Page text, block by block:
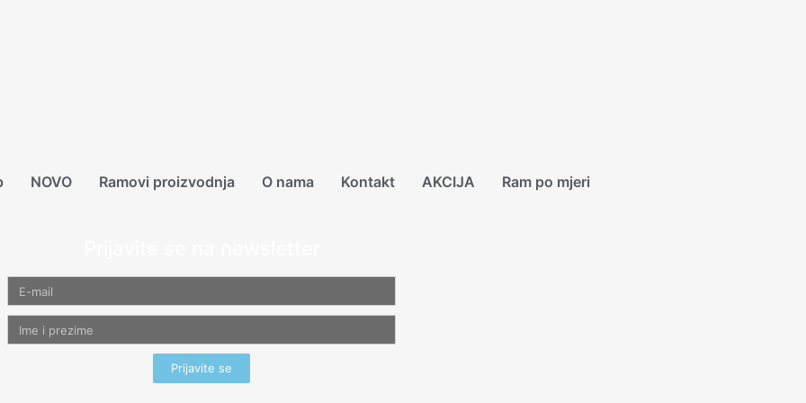
NOVO Ramovi proizvodnja O nama Kontakt AKCIJA Ram po mjeri
Prijavite se